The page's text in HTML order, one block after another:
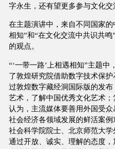
字永生，还有望更多参与文化交
在主题演讲中，来自不同国家的
相知”和“在文化交流中共识共
的观点。
“‘一带一路’上相遇相知”主题
了敦煌研究院借助数字技术保
过敦煌数字藏经洞国际版的发
艺术，了解中国优秀文化艺术
认为，主流媒体要善用外国受
社会经济各领域发展的鲜活案
社会科学院院士、北京师范大
通过开放、诚实、理解的态度